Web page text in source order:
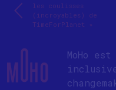
les coulisses
(incroyables) de
TimeForPlanet »
MoHo est